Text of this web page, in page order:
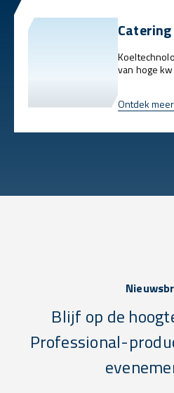
Catering
van hoge
Ontdek meer
Blijf op de
Professional-